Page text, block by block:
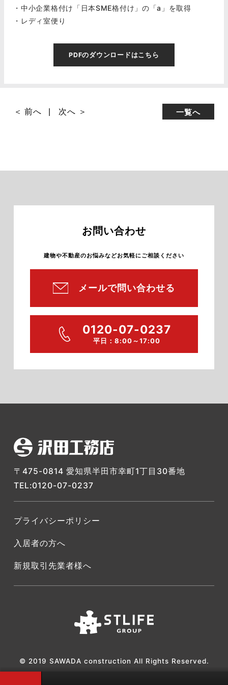
・中小企業格付け「日本SME格付け」の「a」を取得
・レディ室便り
PDFのダウンロードはこちら
＜ 前へ 次へ ＞ 一覧へ
お問い合わせ
建物や不動産のお悩みなどお気軽にご相談ください
メールで問い合わせる
0120-07-0237
平日：8:00～17:00
〒475-0814 愛知県半田市幸町1丁目30番地
TEL:0120-07-0237
プライバシーポリシー
入居者の方へ
新規取引先業者様へ
© 2019 SAWADA construction All Rights Reserved.